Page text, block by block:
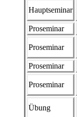
Hauptseminar
Proseminar
Proseminar
Proseminar
Proseminar
Übung